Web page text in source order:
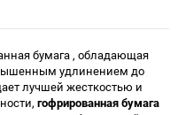
бумага , обладающая
удлинением до
лучшей жесткостью и
гофрированная бумага